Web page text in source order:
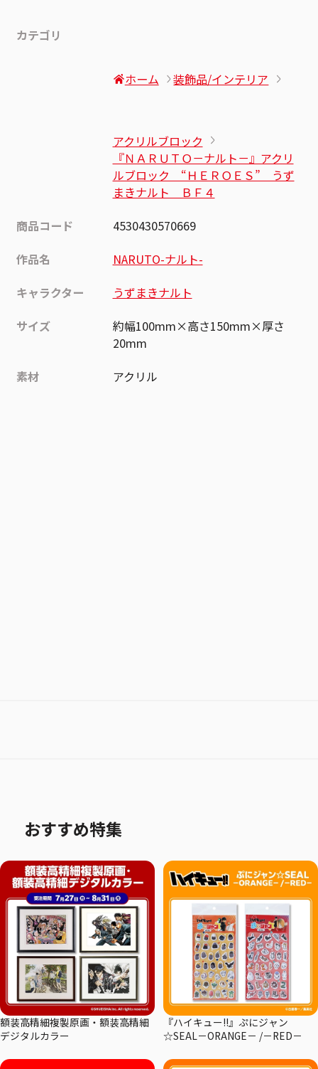
カテゴリ
ホーム 装飾品/インテリア
アクリルブロック
『ＮＡＲＵＴＯ－ナルト－』アクリ
ルブロック “ＨＥＲＯＥＳ” うず
まきナルト ＢＦ４
商品コード
4530430570669
作品名
NARUTO-ナルト-
キャラクター
うずまきナルト
サイズ
約幅100mm×高さ150mm×厚さ
20mm
素材
アクリル
おすすめ特集
額装高精細複製原画・額装高精細
デジタルカラー
『ハイキュー!!』ぷにジャン
☆SEAL－ORANGE－ /－RED－